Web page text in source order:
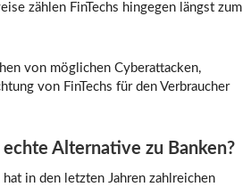
zählen FinTechs hingegen längst zum
von möglichen Cyberattacken,
von FinTechs für den Verbraucher
echte Alternative zu Banken?
hat in den letzten Jahren zahlreichen